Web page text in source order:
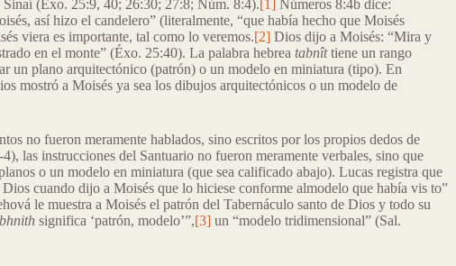
Sinaí (Éxo. 25:9, 40; 26:30; 27:8; Núm. 8:4). [1]
Números 8:4b dice:
así hizo el candelero” (literalmente, “que había hecho que Moisés
viera es importante, tal como lo veremos.[2]Dios dijo a Moisés: “Mira y
en el monte” (Éxo. 25:40). La palabra hebrea tabnîttiene un rango
un plano arquitectónico (patrón) o un modelo en miniatura (tipo). En
mostró a Moisés ya sea los dibujos arquitectónicos o un modelo de
no fueron meramente hablados, sino escritos por los propios dedos de
las instrucciones del Santuario no fueron meramente verbales, sino que
o un modelo en miniatura (que sea calificado abajo). Lucas registra que
cuando dijo a Moisés que lo hiciese conforme almodelo que había vis to”
le muestra a Moisés el patrón del Tabernáculo santo de Dios y todo su
significa ‘patrón, modelo’”,[3]un “modelo tridimensional” (Sal.